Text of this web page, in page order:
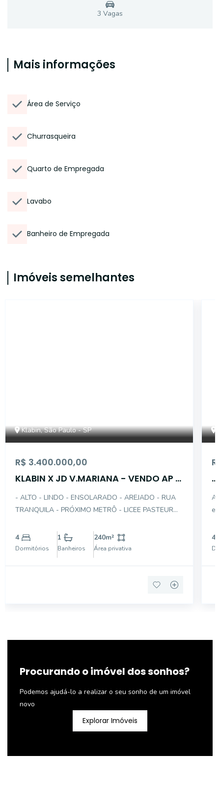
3 Vagas
Mais informações
Área de Serviço
Churrasqueira
Quarto de Empregada
Lavabo
Banheiro de Empregada
Imóveis semelhantes
Klabin, São Paulo - SP
R$ 3.400.000,00
KLABIN X JD V.MARIANA - VENDO AP 4
- ALTO - LINDO - ENSOLARADO - AREJADO - RUA
TRANQUILA - PRÓXIMO METRÔ - LICEE PASTEUR
linda vista, sala 3 ambientes com lareira, todo
avarandado, piso moderno marfim, armários de
primeira linha e b
4
Dormitórios
1
Banheiros
240m²
Área privativa
...
4
Procurando o imóvel dos sonhos?
Podemos ajudá-lo a realizar o seu sonho de um imóvel
novo
Explorar Imóveis